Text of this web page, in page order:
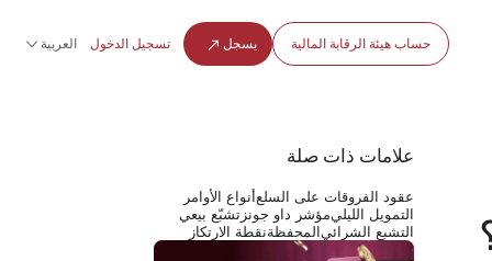
حساب هيئة الرقابة المالية يسجل تسجيل الدخول العربية
علامات ذات صلة
عقود الفروقات على السلعأنواع الأوامر
التمويل الليليمؤشر داو جونز تشبّع بيعي
التشبع الشرائيالمحفظةنقطة الارتكاز